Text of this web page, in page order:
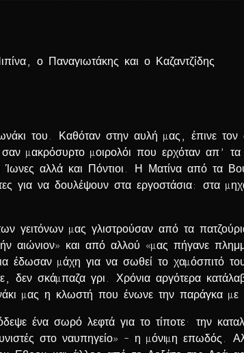
ο Παναγιωτάκης και ο Καζαντζίδης
του. Καθόταν στην αυλή µας, έπινε τον
µακρόσυρτο µοιρολόι που ερχόταν απ’
Ίωνες αλλά και Πόντιοι. Η Ματίνα από τα
για να δουλέψουν στα εργοστάσια: στα
µας γλιστρούσαν από τα
και από αλλού «µας πήγανε
έδωσαν µάχη για να σωθεί το χαµόσπιτό
δεν σκάµπαζα γρι. Χρόνια αργότερα
µας η κλωστή που ένωνε την παράγκα µε
ένα σωρό λεφτά για το τίποτε· την
στο ναυπηγείο» – η µόνιµη επωδός.